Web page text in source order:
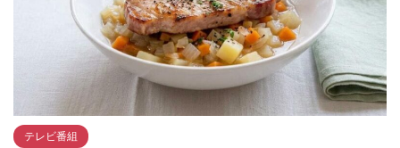
テレビ番組